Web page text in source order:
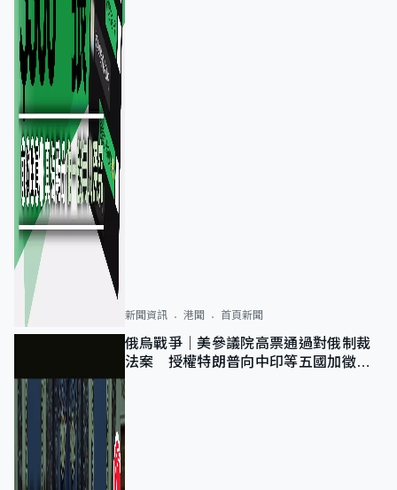
新聞資訊 港聞 首頁新聞
俄烏戰爭｜美參議院高票通過對俄制裁
法案 授權特朗普向中印等五國加徵
100%關稅